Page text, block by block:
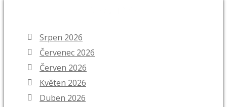
Srpen 2026
Červenec 2026
Červen 2026
Květen 2026
Duben 2026